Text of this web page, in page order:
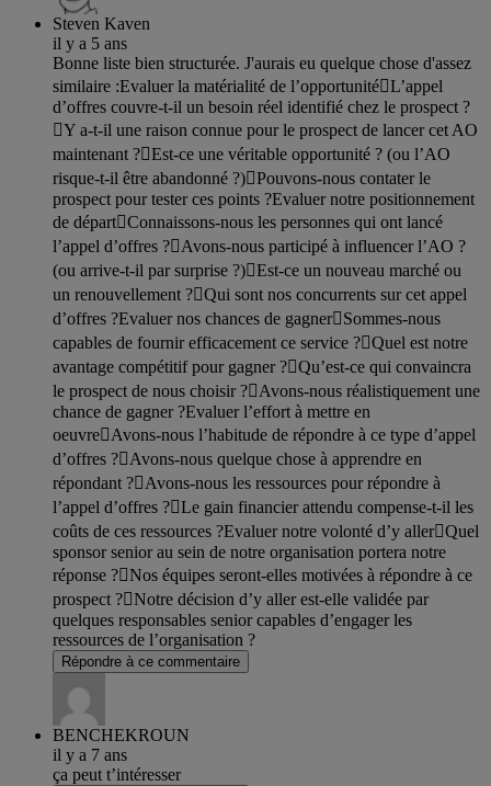
Steven Kaven
il y a 5 ans
Bonne liste bien structurée. J'aurais eu quelque chose d'assez
similaire :Evaluer la matérialité de l’opportunitéL’appel
d’offres couvre-t-il un besoin réel identifié chez le prospect ?
Y a-t-il une raison connue pour le prospect de lancer cet AO
maintenant ?Est-ce une véritable opportunité ? (ou l’AO
risque-t-il être abandonné ?)Pouvons-nous contater le
prospect pour tester ces points ?Evaluer notre positionnement
de départConnaissons-nous les personnes qui ont lancé
l’appel d’offres ?Avons-nous participé à influencer l’AO ?
(ou arrive-t-il par surprise ?)Est-ce un nouveau marché ou
un renouvellement ?Qui sont nos concurrents sur cet appel
d’offres ?Evaluer nos chances de gagnerSommes-nous
capables de fournir efficacement ce service ?Quel est notre
avantage compétitif pour gagner ?Qu’est-ce qui convaincra
le prospect de nous choisir ?Avons-nous réalistiquement une
chance de gagner ?Evaluer l’effort à mettre en
oeuvreAvons-nous l’habitude de répondre à ce type d’appel
d’offres ?Avons-nous quelque chose à apprendre en
répondant ?Avons-nous les ressources pour répondre à
l’appel d’offres ?Le gain financier attendu compense-t-il les
coûts de ces ressources ?Evaluer notre volonté d’y allerQuel
sponsor senior au sein de notre organisation portera notre
réponse ?Nos équipes seront-elles motivées à répondre à ce
prospect ?Notre décision d’y aller est-elle validée par
quelques responsables senior capables d’engager les
ressources de l’organisation ?
Répondre à ce commentaire
BENCHEKROUN
il y a 7 ans
ça peut t’intéresser